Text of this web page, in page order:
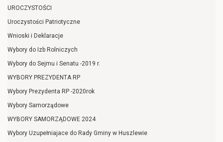
UROCZYSTOŚCI
Uroczystości Patriotyczne
Wnioski i Deklaracje
Wybory do Izb Rolniczych
Wybory do Sejmu i Senatu -2019 r.
WYBORY PREZYDENTA RP
Wybory Prezydenta RP -2020rok
Wybory Samorządowe
WYBORY SAMORZĄDOWE 2024
Wybory Uzupełniajace do Rady Gminy w Huszlewie